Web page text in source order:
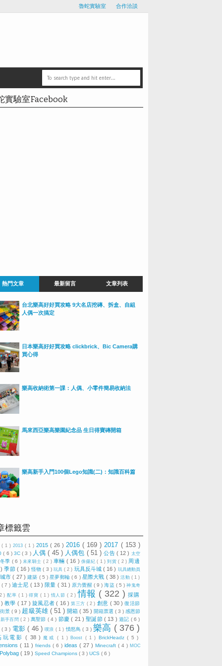
魯蛇實驗室 合作洽談
實驗室Facebook
熱門文章 最新留言 文章列表
台北樂高好好買攻略 9大名店挖磚、拆盒、自組
人偶一次搞定
日本樂高好好買攻略 clickbrick、Bic Camera購
買心得
樂高收納術第一課：人偶、小零件簡易收納法
馬來西亞樂高樂園紀念品 生日得寶磚開箱
樂高新手入門100個Lego知識(二)：知識百科篇
標籤雲
( 1 )2013( 1 )2015( 26 ) 2016( 169 ) 2017 ( 153 )
( 6 ) 3C( 3 ) 人偶( 45 ) 人偶包 ( 51 )公告 ( 12 ) 太空
冬季( 6 )未來騎士 ( 2 ) 車輛 ( 16 ) 侏儸紀( 1 )到貨( 2 ) 周邊
)季節 ( 16 )怪物( 3 ) 玩具( 2 ) 玩具反斗城( 16 ) 玩具總動員
城市( 27 ) 建築 ( 5 )星夢郵輪( 6 ) 星際大戰 ( 38 )活動 ( 1 )
( 7 )迪士尼 ( 13 )限量 ( 31 ) 原力覺醒 ( 9 )海盜 ( 5 )神鬼奇
) 配率 ( 1 )得寶( 1 ) 情人節( 2 )情報 ( 322 )採購
)教學 ( 17 ) 旋風忍者( 16 )第三方 ( 2 ) 創意 ( 30 )復活節
街景( 9 ) 超級英雄 ( 51 ) 開箱 ( 35 )開箱票選( 3 )感恩節
新手百問( 2 ) 萬聖節 ( 4 ) 節慶( 21 )聖誕節( 13 ) 遊記 ( 6 )
( 3 ) 電影( 46 )噗浪 ( 1 ) 憤怒鳥( 3 )樂高 ( 376 )
玩電影( 38 ) 魔戒( 1 ) Boost ( 1 ) BrickHeadz( 5 )
( 11 ) friends ( 6 ) ideas ( 27 ) Minecraft ( 4 ) MOC
Polybag( 19 )Speed Champions( 3 )UCS( 6 )